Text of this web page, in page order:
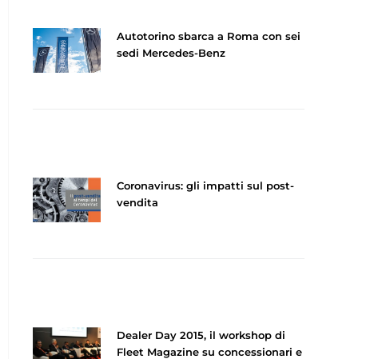
Autotorino sbarca a Roma con sei
sedi Mercedes-Benz
Coronavirus: gli impatti sul post-
vendita
Dealer Day 2015, il workshop di
Fleet Magazine su concessionari e